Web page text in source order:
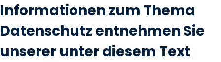
Informationen zum Thema
Datenschutz entnehmen Sie
unserer unter diesem Text